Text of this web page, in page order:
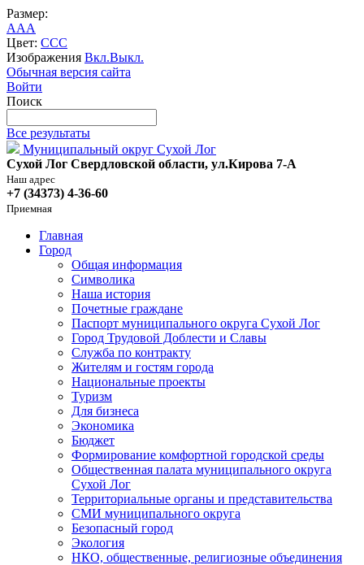
Размер:
AAA
Цвет: CCC
Изображения Вкл.Выкл.
Обычная версия сайта
Войти
Поиск
Все результаты
Муниципальный округ Сухой Лог
Сухой Лог Свердловской области, ул.Кирова 7-А
Наш адрес
+7 (34373) 4-36-60
Приемная
Главная
Город
Общая информация
Символика
Наша история
Почетные граждане
Паспорт муниципального округа Сухой Лог
Город Трудовой Доблести и Славы
Служба по контракту
Жителям и гостям города
Национальные проекты
Туризм
Для бизнеса
Экономика
Бюджет
Формирование комфортной городской среды
Общественная палата муниципального округа
Сухой Лог
Территориальные органы и представительства
СМИ муниципального округа
Безопасный город
Экология
НКО, общественные, религиозные объединения